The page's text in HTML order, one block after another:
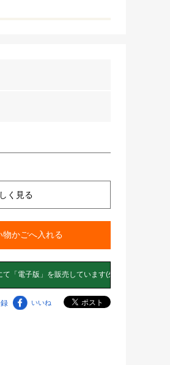
く見る
物かごへ入れる
いいね